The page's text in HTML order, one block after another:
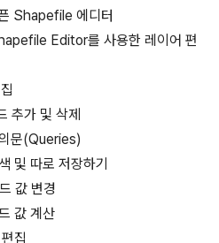
Shapefile 에디터
Editor를 사용한 레이어 편
추가 및 삭제
문(Queries)
및 따로 저장하기
값 변경
값 계산
집